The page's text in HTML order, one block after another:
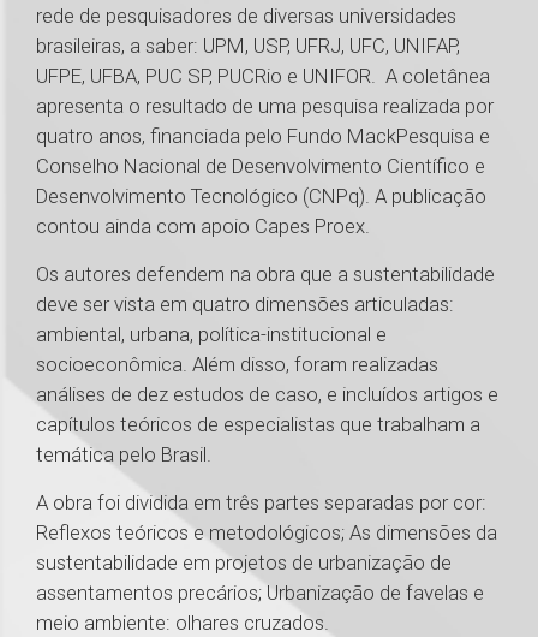
rede de pesquisadores de diversas universidades
brasileiras, a saber: UPM, USP, UFRJ, UFC, UNIFAP,
UFPE, UFBA, PUC SP, PUCRio e UNIFOR. A coletânea
apresenta o resultado de uma pesquisa realizada por
quatro anos, financiada pelo Fundo MackPesquisa e
Conselho Nacional de Desenvolvimento Científico e
Desenvolvimento Tecnológico (CNPq). A publicação
contou ainda com apoio Capes Proex.
Os autores defendem na obra que a sustentabilidade
deve ser vista em quatro dimensões articuladas:
ambiental, urbana, política-institucional e
socioeconômica. Além disso, foram realizadas
análises de dez estudos de caso, e incluídos artigos e
capítulos teóricos de especialistas que trabalham a
temática pelo Brasil.
A obra foi dividida em três partes separadas por cor:
Reflexos teóricos e metodológicos; As dimensões da
sustentabilidade em projetos de urbanização de
assentamentos precários; Urbanização de favelas e
meio ambiente: olhares cruzados.